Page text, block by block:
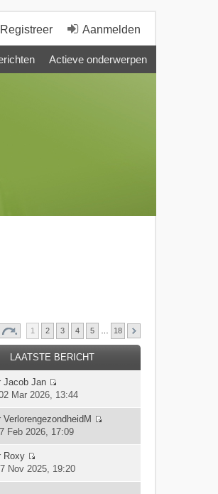
Aanmelden
Registreer
Actieve onderwerpen
1 2 3 4 5 18
LAATSTE BERICHT
Jacob Jan
B
k
i
j
l
a
Mar 2026, 13:44
VerlorengezondheidM
j
Feb 2026, 17:09
Roxy
B
Nov 2025, 19:20